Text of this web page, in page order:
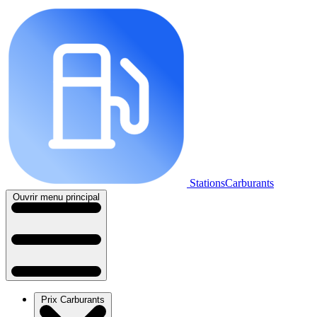
StationsCarburants
Ouvrir menu principal
Prix Carburants